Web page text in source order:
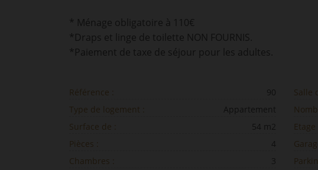
* Ménage obligatoire à 110€
*Draps et linge de toilette NON FOURNIS.
*Paiement de taxe de séjour pour les adultes.
Référence :
90
Type de logement :
Appartement
Surface de :
54 m2
Pièces :
4
Chambres :
3
Salle
Etage :